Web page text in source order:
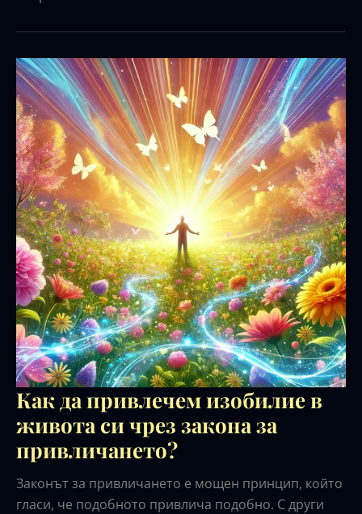
Как да привлечем изобилие в
живота си чрез закона за
привличането?
Законът за привличането е мощен принцип, който
гласи, че подобното привлича подобно. С други